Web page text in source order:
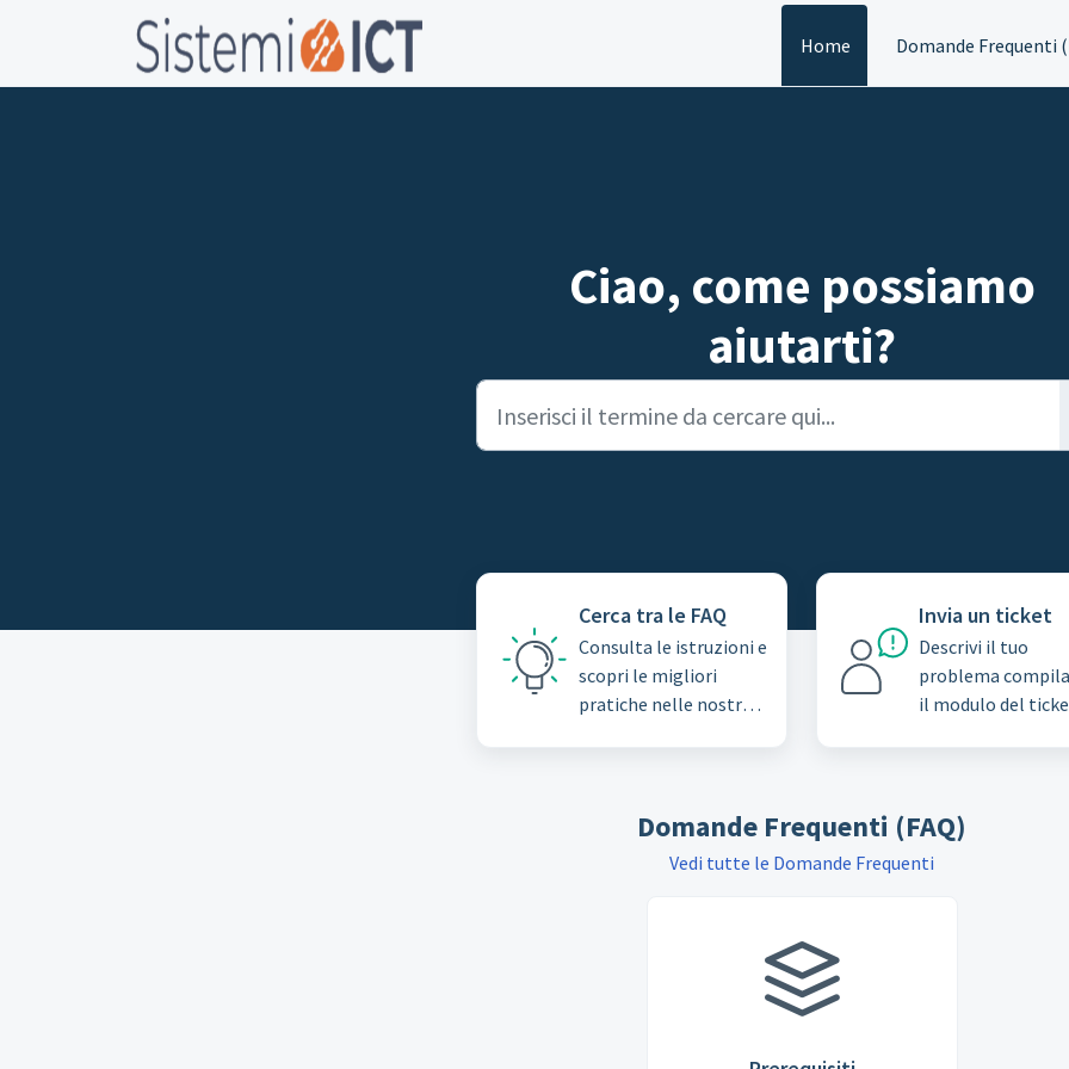
Home
Domande Frequenti
Ciao, come possiamo
aiutarti?
Cerca tra le FAQ
Consulta le istruzioni e
scopri le migliori
pratiche nelle nostre
Invia un ticket
Descrivi il tuo
problema
il modulo del
Domande Frequenti (FAQ)
Vedi tutte le Domande Frequenti